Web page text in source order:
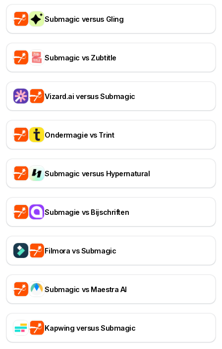
Submagic versus Gling
Submagic vs Zubtitle
Vizard.ai versus Submagic
Ondermagie vs Trint
Submagic versus Hypernatural
Submagie vs Bijschriften
Filmora vs Submagic
Submagic vs Maestra AI
Kapwing versus Submagic